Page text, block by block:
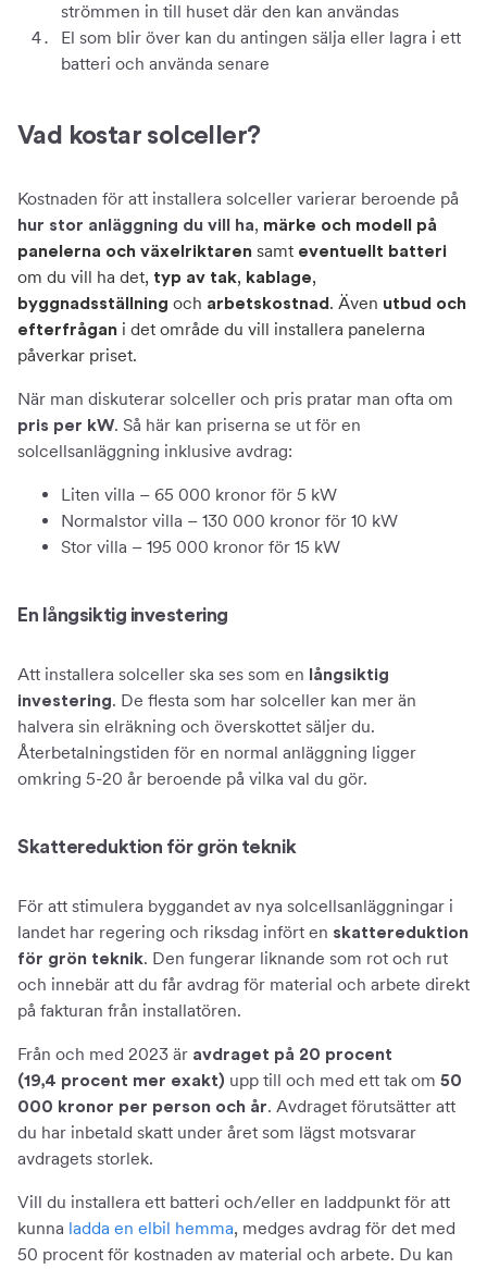
strömmen in till huset där den kan användas
El som blir över kan du antingen sälja eller lagra i ett
batteri och använda senare
Vad kostar solceller?
Kostnaden för att installera solceller varierar beroende på
hur stor anläggning du vill ha, märke och modell på
panelerna och växelriktaren samt eventuellt batteri
om du vill ha det, typ av tak, kablage,
byggnadsställning och arbetskostnad . Även utbud och
efterfrågan i det område du vill installera panelerna
påverkar priset.
När man diskuterar solceller och pris pratar man ofta om
pris per kW. Så här kan priserna se ut för en
solcellsanläggning inklusive avdrag:
Liten villa – 65 000 kronor för 5 kW
Normalstor villa – 130 000 kronor för 10 kW
Stor villa – 195 000 kronor för 15 kW
En långsiktig investering
Att installera solceller ska ses som en
långsiktig
investering. De flesta som har solceller kan mer än
halvera sin elräkning och överskottet säljer du.
Återbetalningstiden för en normal anläggning ligger
omkring 5-20 år beroende på vilka val du gör.
Skattereduktion för grön teknik
För att stimulera byggandet av nya solcellsanläggningar i
landet har regering och riksdag infört en skattereduktion
för grön teknik. Den fungerar liknande som rot och rut
och innebär att du får avdrag för material och arbete direkt
på fakturan från installatören.
Från och med 2023 är avdraget på 20 procent
(19,4 procent mer exakt) upp till och med ett tak om 50
000 kronor per person och år. Avdraget förutsätter att
du har inbetald skatt under året som lägst motsvarar
avdragets storlek.
Vill du installera ett batteri och/eller en laddpunkt för att
kunna ladda en elbil hemma, medges avdrag för det med
50 procent för kostnaden av material och arbete. Du kan